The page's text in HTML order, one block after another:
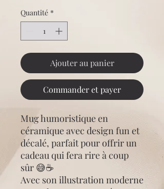
Quantité *
Ajouter au panier
Commander et payer
Mug humoristique en
céramique avec design fun et
décalé, parfait pour offrir un
cadeau qui fera rire à coup
sûr 😅☕
Avec son illustration moderne